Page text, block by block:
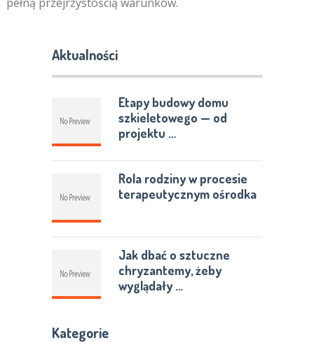
Aktualności
Etapy budowy domu
szkieletowego — od
projektu …
Rola rodziny w procesie
terapeutycznym ośrodka
Jak dbać o sztuczne
chryzantemy, żeby
wyglądały …
Kategorie